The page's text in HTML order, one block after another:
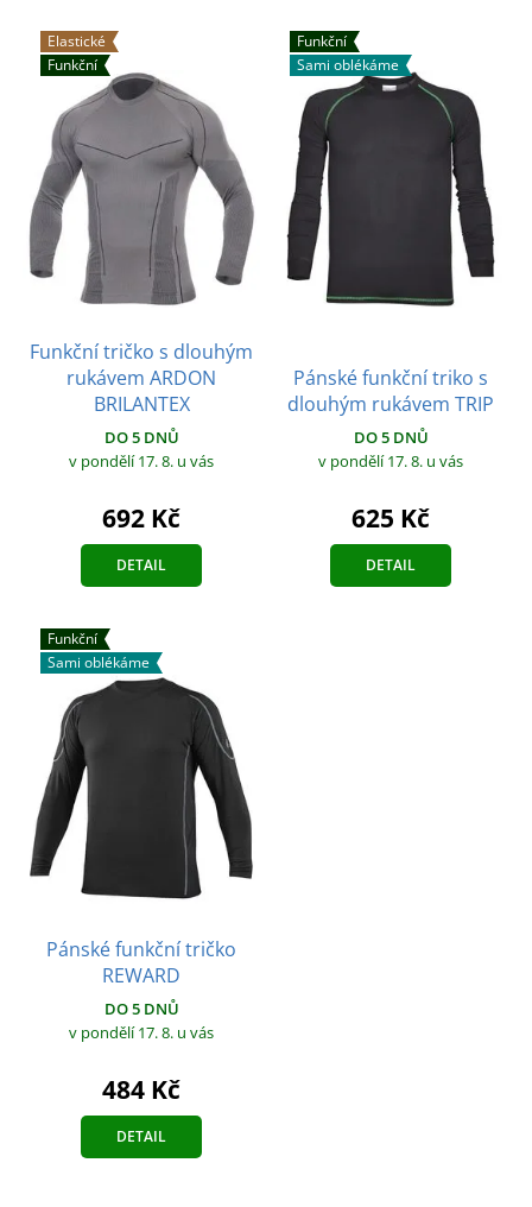
Elastické
Funkční
Funkční tričko s dlouhým
rukávem ARDON
BRILANTEX
DO 5 DNŮ
v pondělí 17. 8. u vás
692 Kč
DETAIL
Funkční
Sami oblékáme
Pánské funkční triko s
dlouhým rukávem TRIP
DO 5 DNŮ
v pondělí 17. 8. u vás
625 Kč
DETAIL
Funkční
Sami oblékáme
Pánské funkční tričko
REWARD
DO 5 DNŮ
v pondělí 17. 8. u vás
484 Kč
DETAIL